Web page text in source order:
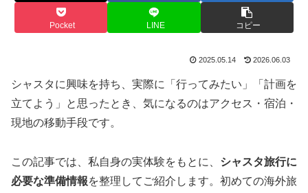
Pocket LINE コピー
2025.05.14 2026.06.03
シャスタに興味を持ち、実際に「行ってみたい」「計画を
立てよう」と思ったとき、気になるのはアクセス・宿泊・
現地の移動手段です。
この記事では、私自身の実体験をもとに、 シャスタ旅行に
必要な準備情報を整理してご紹介します。初めての海外旅